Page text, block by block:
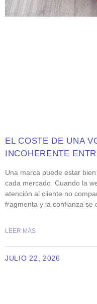
EL COSTE DE UNA
INCOHERENTE
Una marca puede estar
cada mercado. Cuando la
atención al cliente no
fragmenta y la confianza se
LEER MÁS
JULIO 22, 2026